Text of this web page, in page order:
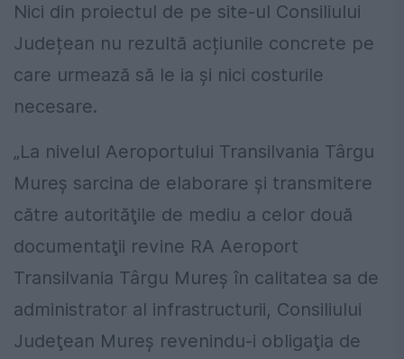
Nici din proiectul de pe site-ul Consiliului
Județean nu rezultă acțiunile concrete pe
care urmează să le ia și nici costurile
necesare.
„La nivelul Aeroportului Transilvania Târgu
Mureş sarcina de elaborare şi transmitere
către autorităţile de mediu a celor două
documentaţii revine RA Aeroport
Transilvania Târgu Mureş în calitatea sa de
administrator al infrastructurii, Consiliului
Judeţean Mureş revenindu-i obligaţia de